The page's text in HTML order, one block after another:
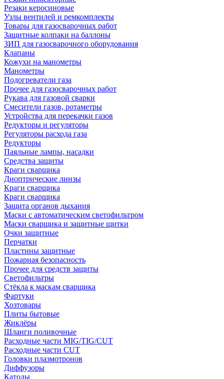
Резаки керосиновые
Узлы вентилей и ремкомплекты
Товары для газосварочных работ
Защитные колпаки на баллоны
ЗИП для газосварочного оборудования
Клапаны
Кожухи на манометры
Манометры
Подогреватели газа
Прочее для газосварочных работ
Рукава для газовой сварки
Смесители газов, ротаметры
Устройства для перекачки газов
Редукторы и регуляторы
Регуляторы расхода газа
Редукторы
Паяльные лампы, насадки
Средства защиты
Краги сварщика
Диоптрические линзы
Краги сварщика
Краги сварщика
Защита органов дыхания
Маски с автоматическим светофильтром
Маски сварщика и защитные щитки
Очки защитные
Перчатки
Пластины защитные
Пожарная безопасность
Прочее для средств защиты
Светофильтры
Стёкла к маскам сварщика
Фартуки
Хозтовары
Плиты бытовые
Жиклёры
Шланги поливочные
Расходные части MIG/TIG/CUT
Расходные части CUT
Головки плазмотронов
Диффузоры
Катоды